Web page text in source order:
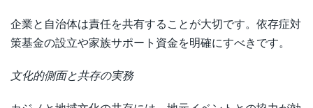
企業と自治体は責任を共有することが大切です。依存症対
策基金の設立や家族サポート資金を明確にすべきです。
文化的側面と共存の実務